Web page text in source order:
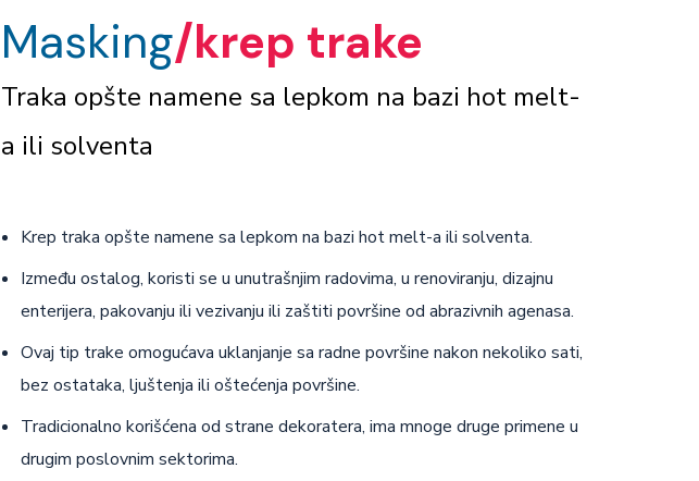
Masking/krep trake
Traka opšte namene sa lepkom na bazi hot melt-
a ili solventa
Krep traka opšte namene sa lepkom na bazi hot melt-a ili solventa.
Između ostalog, koristi se u unutrašnjim radovima, u renoviranju, dizajnu
enterijera, pakovanju ili vezivanju ili zaštiti površine od abrazivnih agenasa.
Ovaj tip trake omogućava uklanjanje sa radne površine nakon nekoliko sati,
bez ostataka, ljuštenja ili oštećenja površine.
Tradicionalno korišćena od strane dekoratera, ima mnoge druge primene u
drugim poslovnim sektorima.